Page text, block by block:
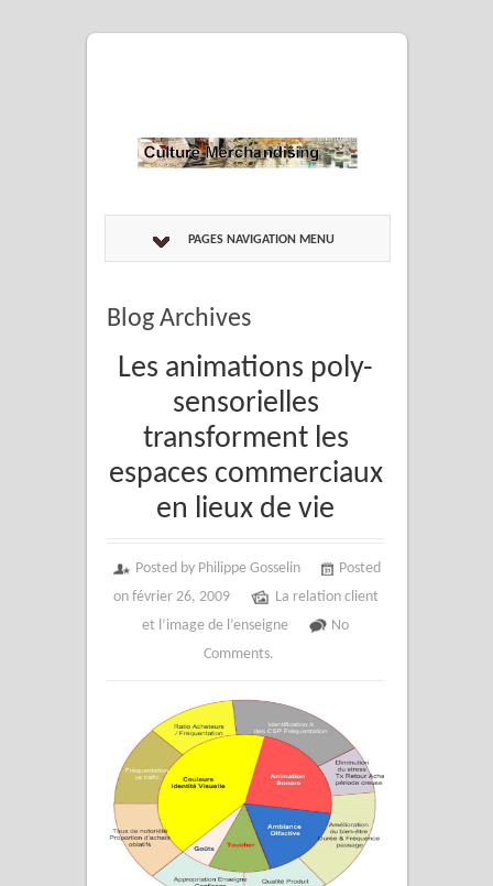
PAGES NAVIGATION MENU
Blog Archives
Les animations poly-
sensorielles
transforment les
espaces commerciaux
en lieux de vie
Posted by Philippe Gosselin
Posted
on février 26, 2009
La relation client
et l’image de l’enseigne
No
Comments.